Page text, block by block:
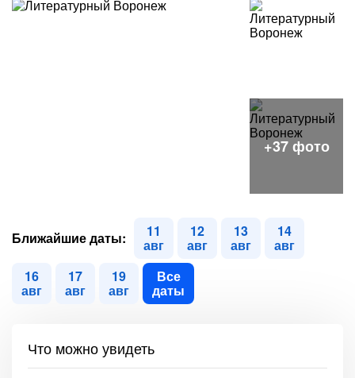
Ближайшие даты: 11
авг
12
авг
13
авг
14
авг
16
авг
17
авг
19
авг
Все
даты
Что можно увидеть